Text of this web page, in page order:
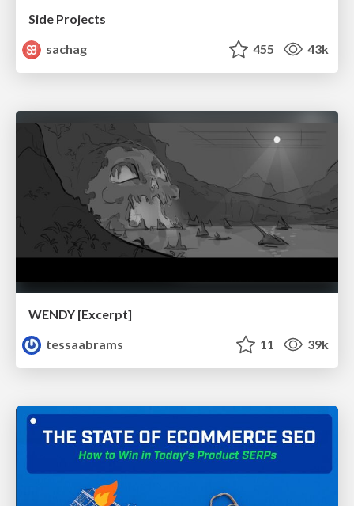
Side Projects
sachag
455 43k
WENDY [Excerpt]
tessaabrams
11 39k